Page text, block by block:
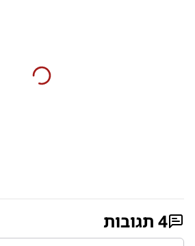
4 תגובות